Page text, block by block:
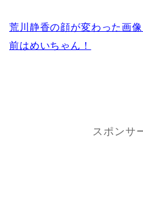
荒川静香の顔が変わった画
前はめいちゃん！
スポンサ